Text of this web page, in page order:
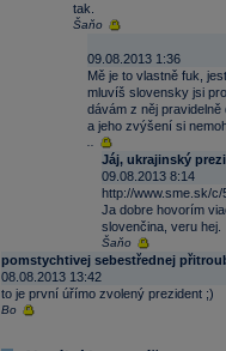
tak.
Šaňo
09.08.2013 1:36
Mě je to vlastně fuk,
mluvíš slovensky jsi
dávám z něj
a jeho zvýšení si
Jáj, ukrajinský
09.08.2013 8:14
http://www.sme.sk/
Ja dobre hovorím
slovenčina, veru hej.
Šaňo
pomstychtivej sebestřednej
08.08.2013 13:42
to je první úřímo zvolený prezident ;)
Bo